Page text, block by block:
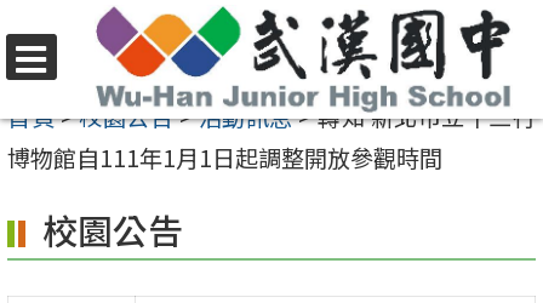
至
要
容
區
選
單
首頁>校園公告>活動訊息>轉知 新北市立十三行
博物館自111年1月1日起調整開放參觀時間
校園公告